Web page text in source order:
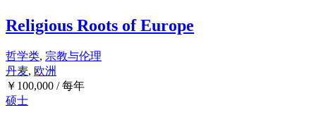
Religious Roots of Europe
哲学类, 宗教与伦理
丹麦, 欧洲
￥ 100,000 / 每年
硕士